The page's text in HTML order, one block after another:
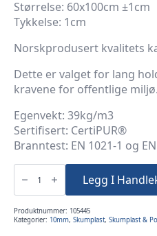
Størrelse: 60x100cm ±1cm
Tykkelse: 1cm
Norskprodusert kvalitets
Dette er valget for lang
kravene for offentlige miljø.
Egenvekt: 39kg/m3
Sertifisert: CertiPUR®
Branntest: EN 1021-1 og
1cm
100x60cm
Kaldskum
39K
Legg I
Produktnummer: 105445
Kategorier: 10mm, Skumplast, Skumplast &